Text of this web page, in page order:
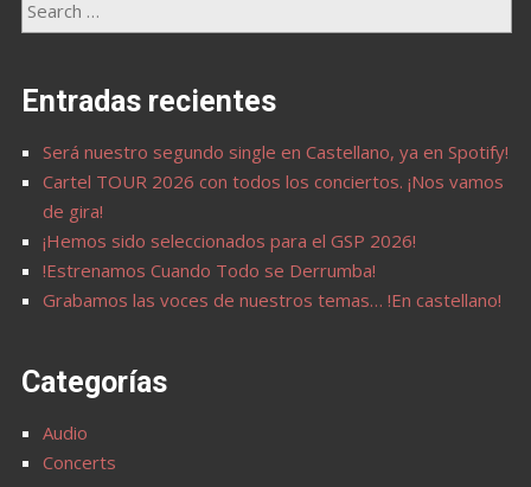
Entradas recientes
Será nuestro segundo single en Castellano, ya en Spotify!
Cartel TOUR 2026 con todos los conciertos. ¡Nos vamos
de gira!
¡Hemos sido seleccionados para el GSP 2026!
!Estrenamos Cuando Todo se Derrumba!
Grabamos las voces de nuestros temas… !En castellano!
Categorías
Audio
Concerts